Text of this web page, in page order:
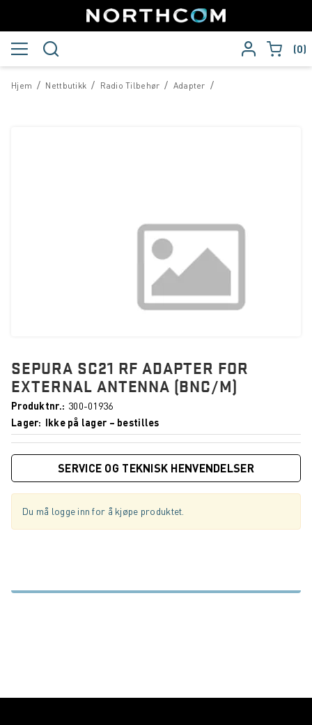
0
/
Hjem /
Nettbutikk /
Radio Tilbehør /
Adapter
SEPURA SC21 RF ADAPTER FOR
EXTERNAL ANTENNA (BNC/M)
Produktnr.
300-01936
Lager
Ikke på lager – bestilles
SERVICE OG TEKNISK HENVENDELSER
Du må logge inn for å kjøpe produktet.